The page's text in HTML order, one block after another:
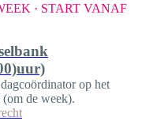
· START VANAF
op het
de week).